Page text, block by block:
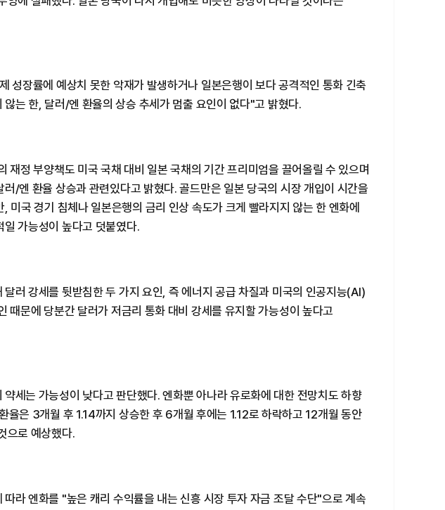
성장률에 예상치 못한 악재가 발생하거나 일본은행이 보다 공격적인 통화 긴축
않는 한, 달러/엔 환율의 상승 추세가 멈출 요인이 없다"고 밝혔다.
재정 부양책도 미국 국채 대비 일본 국채의 기간 프리미엄을 끌어올릴 수 있으며
러/엔 환율 상승과 관련있다고 밝혔다. 골드만은 일본 당국의 시장 개입이 시간을
, 미국 경기 침체나 일본은행의 금리 인상 속도가 크게 빨라지지 않는 한 엔화에
일 가능성이 높다고 덧붙였다.
달러 강세를 뒷받침한 두 가지 요인, 즉 에너지 공급 차질과 미국의 인공지능(AI)
때문에 당분간 달러가 저금리 통화 대비 강세를 유지할 가능성이 높다고
약세는 가능성이 낮다고 판단했다. 엔화뿐 아나라 유로화에 대한 전망치도 하향
율은 3개월 후 1.14까지 상승한 후 6개월 후에는 1.12로 하락하고 12개월 동안
으로 예상했다.
따라 엔화를 "높은 캐리 수익률을 내는 신흥 시장 투자 자금 조달 수단"으로 계속